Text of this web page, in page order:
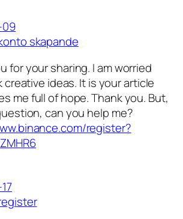
skapande
for your sharing. I am worried
creative ideas. It is your article
me full of hope. Thank you. But,
can you help me?
register?